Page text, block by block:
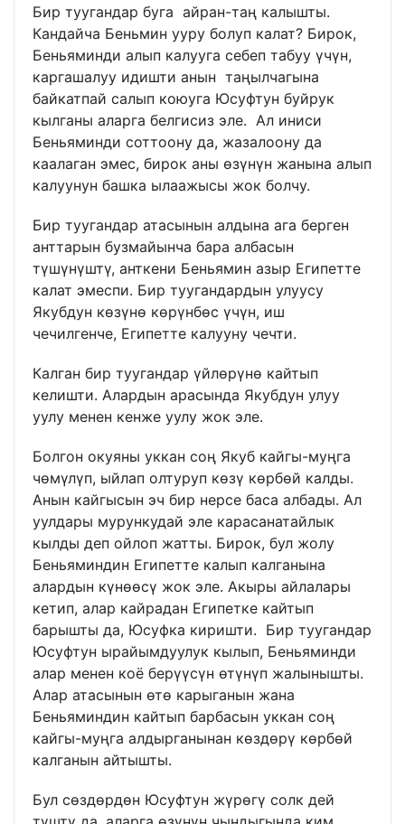
Бир туугандар буга айран-таң калышты.
Кандайча Беньмин ууру болуп калат? Бирок,
Беньяминди алып калууга себеп табуу үчүн,
каргашалуу идишти анын таңылчагына
байкатпай салып коюуга Юсуфтун буйрук
кылганы аларга белгисиз эле. Ал иниси
Беньяминди соттоону да, жазалоону да
каалаган эмес, бирок аны өзүнүн жанына алып
калуунун башка ылаажысы жок болчу.
Бир туугандар атасынын алдына ага берген
анттарын бузмайынча бара албасын
түшүнүштү, анткени Беньямин азыр Египетте
калат эмеспи. Бир туугандардын улуусу
Якубдун көзүнө көрүнбөс үчүн, иш
чечилгенче, Египетте калууну чечти.
Калган бир туугандар үйлөрүнө кайтып
келишти. Алардын арасында Якубдун улуу
уулу менен кенже уулу жок эле.
Болгон окуяны уккан соң Якуб кайгы-муңга
чөмүлүп, ыйлап олтуруп көзү көрбөй калды.
Анын кайгысын эч бир нерсе баса албады. Ал
уулдары мурункудай эле карасанатайлык
кылды деп ойлоп жатты. Бирок, бул жолу
Беньяминдин Египетте калып калганына
алардын күнөөсү жок эле. Акыры айлалары
кетип, алар кайрадан Египетке кайтып
барышты да, Юсуфка киришти. Бир туугандар
Юсуфтун ырайымдуулук кылып, Беньяминди
алар менен коё берүүсүн өтүнүп жалынышты.
Алар атасынын өтө карыганын жана
Беньяминдин кайтып барбасын уккан соң
кайгы-муңга алдырганынан көздөрү көрбөй
калганын айтышты.
Бул сөздөрдөн Юсуфтун жүрөгү солк дей